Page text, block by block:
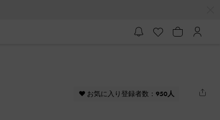
♥ お気に入り登録者数： 950人